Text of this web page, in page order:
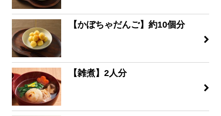
【かぼちゃだんご】約10個分
【雑煮】2人分